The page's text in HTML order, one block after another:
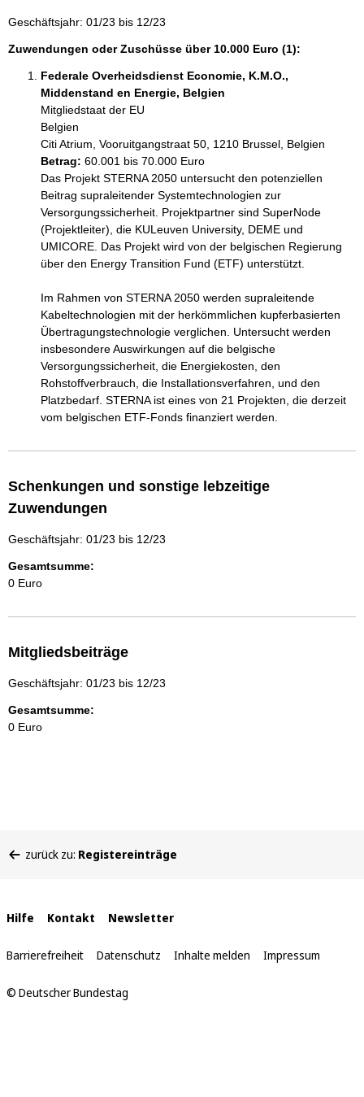
Geschäftsjahr: 01/23 bis 12/23
Zuwendungen oder Zuschüsse über 10.000 Euro (1):
Federale Overheidsdienst Economie, K.M.O.,
Middenstand en Energie, Belgien
Mitgliedstaat der EU
Belgien
Citi Atrium, Vooruitgangstraat 50, 1210 Brussel, Belgien
Betrag: 60.001 bis 70.000 Euro
Das Projekt STERNA 2050 untersucht den potenziellen
Beitrag supraleitender Systemtechnologien zur
Versorgungssicherheit. Projektpartner sind SuperNode
(Projektleiter), die KULeuven University, DEME und
UMICORE. Das Projekt wird von der belgischen Regierung
über den Energy Transition Fund (ETF) unterstützt.
Im Rahmen von STERNA 2050 werden supraleitende
Kabeltechnologien mit der herkömmlichen kupferbasierten
Übertragungstechnologie verglichen. Untersucht werden
insbesondere Auswirkungen auf die belgische
Versorgungssicherheit, die Energiekosten, den
Rohstoffverbrauch, die Installationsverfahren, und den
Platzbedarf. STERNA ist eines von 21 Projekten, die derzeit
vom belgischen ETF-Fonds finanziert werden.
Schenkungen und sonstige lebzeitige
Zuwendungen
Geschäftsjahr: 01/23 bis 12/23
Gesamtsumme:
0 Euro
Mitgliedsbeiträge
Geschäftsjahr: 01/23 bis 12/23
Gesamtsumme:
0 Euro
befinden
zurück zu: Registereinträge
Interne
Links
Hilfe Kontakt Newsletter
Barrierefreiheit Datenschutz Inhalte melden Impressum
© Deutscher Bundestag